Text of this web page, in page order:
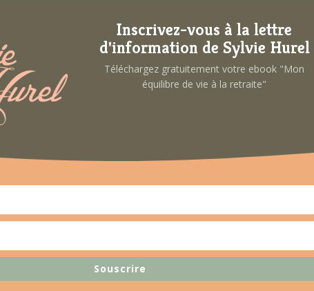
partager, écouter, se booster quand cela est nécessaire, créer du
les exprimer et, ensemble, utiliser la synergie du groupe
besoins qui seront recueillis en amont par Sylvie Hurel, votre
27 € /an
(nombre de places limité)
ORGANISATEUR
Inscrivez-vous à la lettre
d'information de Sylvie Hurel
Téléchargez gratuitement votre ebook "Mon
équilibre de vie à la retraite"
Souscrire